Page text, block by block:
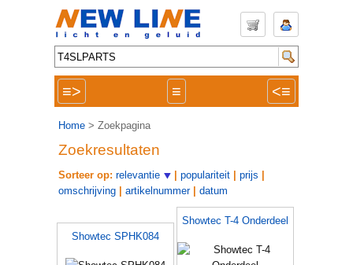
≡> ≡ <≡
Home > Zoekpagina
Zoekresultaten
Sorteer op: relevantie populariteit prijs
omschrijving
artikelnummer| datum
Showtec SPHK084
Showtec T-4 Onderdeel